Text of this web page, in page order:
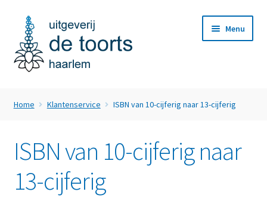
door
naar
navigatie
naar
de
inhoud
Menu
Nieuws
Over ons
Home Klantenservice ISBN van 10-cijferig naar 13-cijferig
ISBN van 10-cijferig naar
13-cijferig